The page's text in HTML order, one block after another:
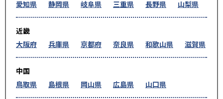
愛知県
静岡県 岐阜県 三重県 長野県 山梨県
近畿
大阪府
兵庫県 京都府 奈良県 和歌山県 滋賀県
中国
鳥取県
島根県 岡山県 広島県 山口県